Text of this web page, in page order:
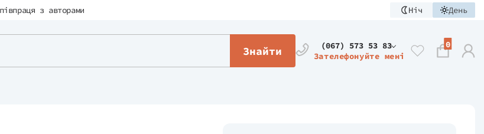
з авторами Ніч День
Знайти
(067) 573 53 83
Зателефонуйте мені
0